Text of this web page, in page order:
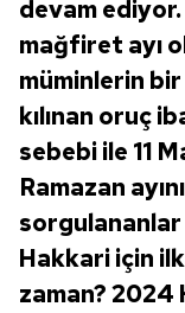
devam
mağfiret ayı
müminlerin
kılınan oruç
sebebi ile 11
Ramazan
sorgulananlar
Hakkari için
zaman? 2024